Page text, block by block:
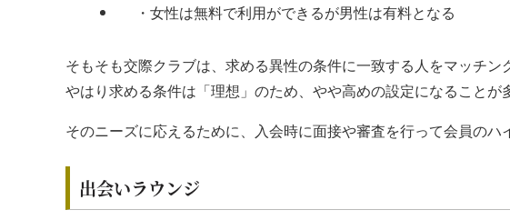
・女性は無料で利用ができるが男性は有料となる
そもそも交際クラブは、求める異性の条件に一致する人をマッチン
やはり求める条件は「理想」のため、やや高めの設定になることが
そのニーズに応えるために、入会時に面接や審査を行って会員のハ
出会いラウンジ